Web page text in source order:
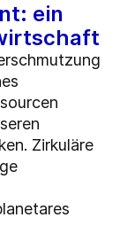
ein
Zirkuläre